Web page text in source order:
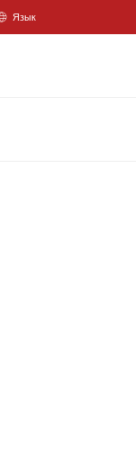
Язык